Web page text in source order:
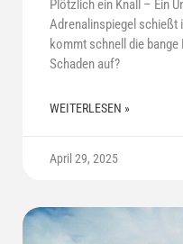
Plötzlich ein Knall – Ein
Adrenalinspiegel schießt
kommt schnell die
Schaden auf?
WEITERLESEN »
April 29, 2025